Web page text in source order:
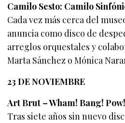
Camilo Sesto: Camilo
Cada vez más cerca del
anuncia como disco de
arreglos orquestales y
Marta Sánchez o Mónica
23 DE NOVIEMBRE
Art Brut – Wham! Bang!
Tras siete años sin nuevo